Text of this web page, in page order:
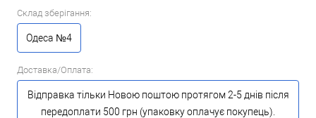
Склад зберігання:
Одеса №4
Доставка/Оплата:
Відправка тільки Новою поштою протягом 2-5 днів після
передоплати 500 грн (упаковку оплачує покупець).